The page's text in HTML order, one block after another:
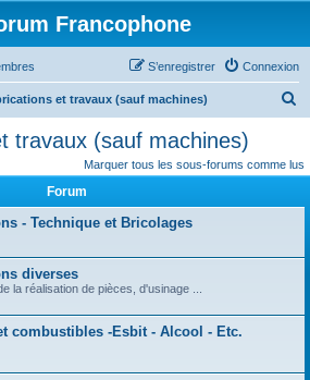
Francophone
Connexion
S’enregistrer
et travaux (sauf machines)
h
c
travaux (sauf machines)
Marquer tous les sous-forums comme lus
Forum
- Technique et Bricolages
diverses
la réalisation de pièces, d'usinage ...
combustibles -Esbit - Alcool - Etc.